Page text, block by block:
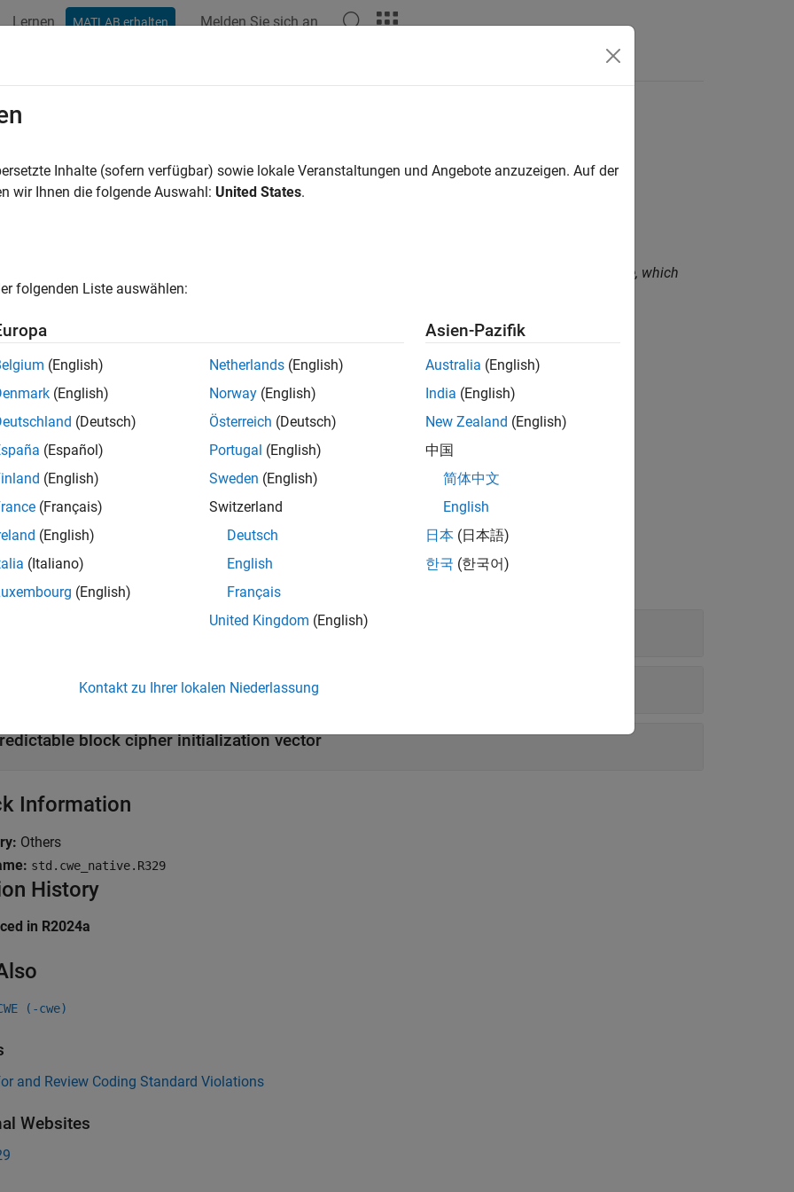
Lernen MATLAB erhalten Melden Sie sich an
Answers
Rule 329
of Predictable IV with CBC Mode
generates and uses a predictable initialization Vector (IV) with Cipher Block Chaining (CBC) Mode, which
to be susceptible to dictionary attacks when they are encrypted under the same key.
Implementation
checker checks for these issues:
block cipher initialization vector
block cipher initialization vector
block cipher initialization vector
block cipher initialization vector
block cipher initialization vector
Information
Others
std.cwe_native.R329
History
in R2024a
(-cwe)
and Review Coding Standard Violations
Websites
Inhalte (sofern verfügbar) sowie lokale Veranstaltungen und Angebote anzuzeigen. Auf der
wir Ihnen die folgende Auswahl: United States.
folgenden Liste auswählen:
(English)
(English)
(Deutsch)
(Español)
(English)
(Français)
(English)
(Italiano)
(English)
Netherlands (English)
Norway (English)
Österreich (Deutsch)
Portugal (English)
Sweden (English)
Switzerland
Deutsch
English
Français
United Kingdom (English)
Asien-Pazifik
Australia (English)
India (English)
New Zealand (English)
中国
简体中文
English
日本 (日本語)
한국 (한국어)
Kontakt zu Ihrer lokalen Niederlassung